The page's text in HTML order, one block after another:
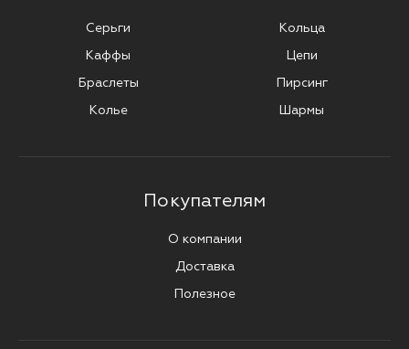
Серьги
Каффы
Браслеты
Колье
Кольца
Цепи
Пирсинг
Шармы
Покупателям
О компании
Доставка
Полезное